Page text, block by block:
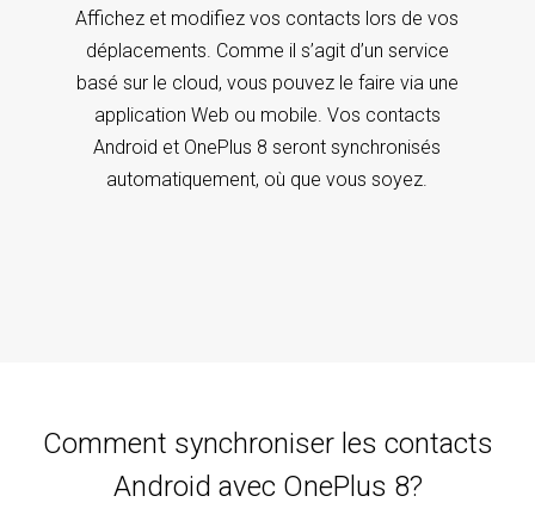
Affichez et modifiez vos contacts lors de vos
déplacements. Comme il s’agit d’un service
basé sur le cloud, vous pouvez le faire via une
application Web ou mobile. Vos contacts
Android et OnePlus 8 seront synchronisés
automatiquement, où que vous soyez.
Comment synchroniser les contacts
Android avec OnePlus 8?